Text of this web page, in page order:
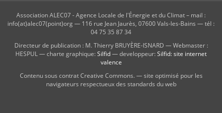
Association ALEC07 - Agence Locale de l'Énergie et du Climat – mail :
info(at)alec07(point)org — 116 rue Jean Jaurès, 07600 Vals-les-Bains — tél :
04 75 35 87 34
Directeur de publication : M. Thierry BRUYÈRE-ISNARD — Webmaster :
HESPUL — charte graphique:Silfid— developpeur:Silfid: site internet
valence
Contenu sous contrat Creative Commons. — site optimisé pour les
navigateurs respectueux des standards du web